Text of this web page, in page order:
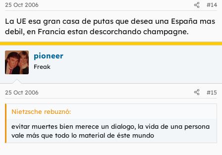
25 Oct 2006 #14
La UE esa gran casa de putas que desea una España mas
debil, en Francia estan descorchando champagne.
pioneer
Freak
25 Oct 2006 #15
Nietzsche rebuznó:
evitar muertes bien merece un dialogo, la vida de una persona
vale más que todo lo material de éste mundo